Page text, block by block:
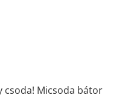
csoda! Micsoda bátor